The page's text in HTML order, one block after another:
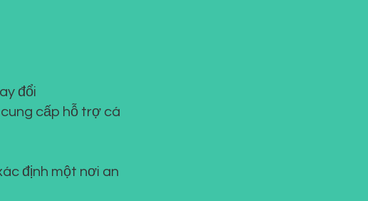
đổi
cấp hỗ trợ cá
định một nơi an